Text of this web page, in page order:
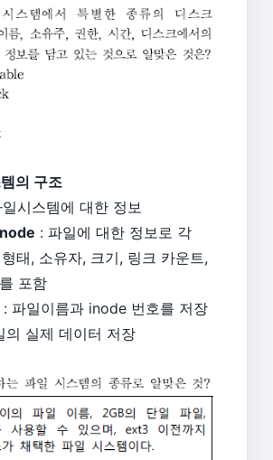
의 구조
일시스템에 대한 정보
: 파일에 대한 정보로 각
태, 소유자, 크기, 링크 카운트,
포함
: 파일이름과 inode 번호를 저장
의 실제 데이터 저장